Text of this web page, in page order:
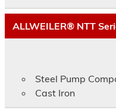
ALLWEILER® NTT
Steel Pump
Cast Iron